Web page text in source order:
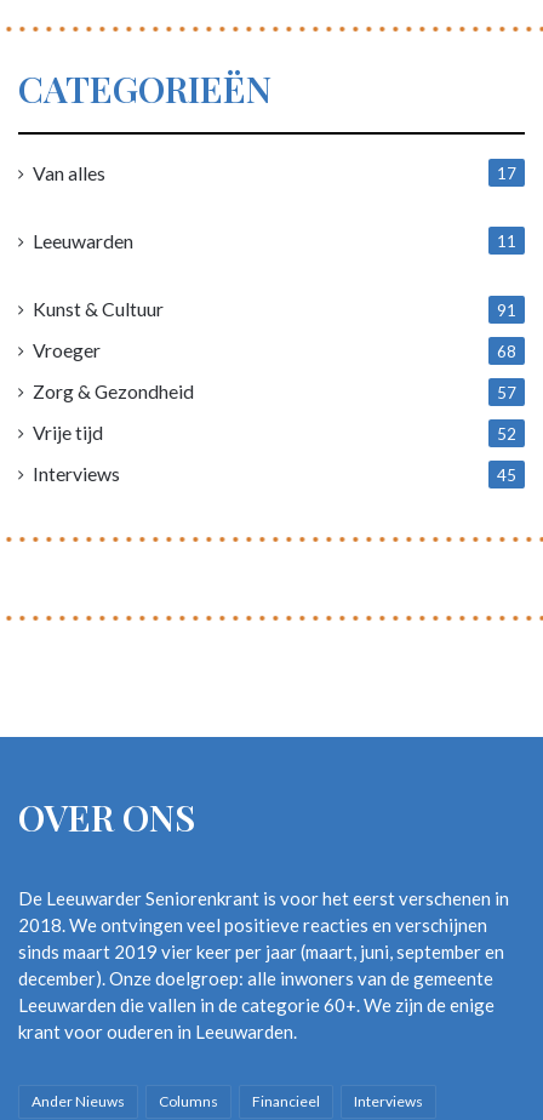
CATEGORIEËN
Van alles
17
Leeuwarden
11
Kunst & Cultuur 91
Vroeger 68
Zorg & Gezondheid 57
Vrije tijd 52
Interviews 45
OVER ONS
De Leeuwarder Seniorenkrant is voor het eerst verschenen in
2018. We ontvingen veel positieve reacties en verschijnen
sinds maart 2019 vier keer per jaar (maart, juni, september en
december). Onze doelgroep: alle inwoners van de gemeente
Leeuwarden die vallen in de categorie 60+. We zijn de enige
krant voor ouderen in Leeuwarden.
Ander Nieuws Columns Financieel Interviews